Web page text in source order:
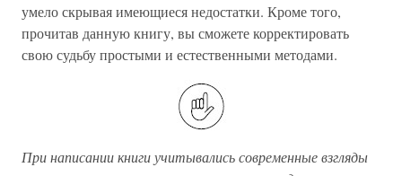
умело скрывая имеющиеся недостатки. Кроме того,
прочитав данную книгу, вы сможете корректировать
свою судьбу простыми и естественными методами.
При написании книги учитывались современные взгляды